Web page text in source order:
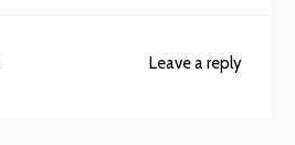
Leave a reply